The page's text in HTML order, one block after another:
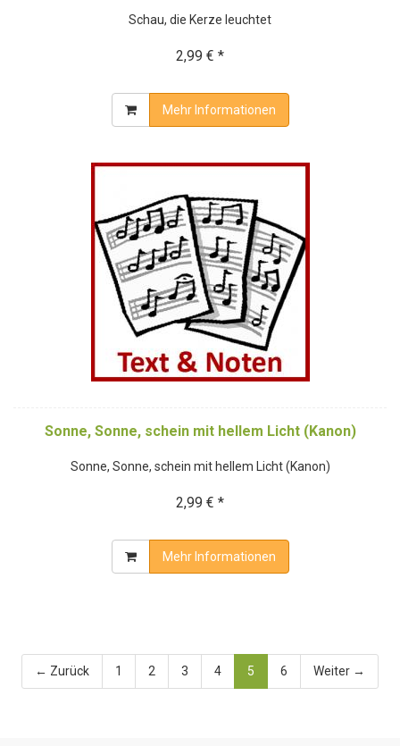
Schau, die Kerze leuchtet
2,99 € *
Mehr Informationen
Sonne, Sonne, schein mit hellem Licht (Kanon)
Sonne, Sonne, schein mit hellem Licht (Kanon)
2,99 € *
Mehr Informationen
← Zurück 1 2 3 4 5 6 Weiter →